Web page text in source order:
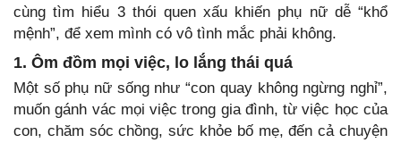
cùng tìm hiểu 3 thói quen xấu khiến phụ nữ dễ “khổ
mệnh”, để xem mình có vô tình mắc phải không.
1. Ôm đồm mọi việc, lo lắng thái quá
Một số phụ nữ sống như “con quay không ngừng nghỉ”,
muốn gánh vác mọi việc trong gia đình, từ việc học của
con, chăm sóc chồng, sức khỏe bố mẹ, đến cả chuyện